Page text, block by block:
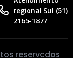
regional Sul (51)
2165-1877
reservados